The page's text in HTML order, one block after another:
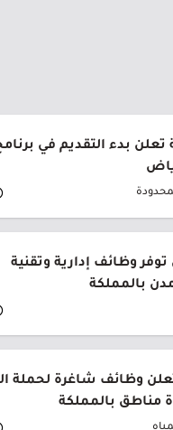
تعلن بدء التقديم في
وظائف إدارية وتقنية
بالمملكة
وظائف شاغرة لحملة
مناطق بالمملكة